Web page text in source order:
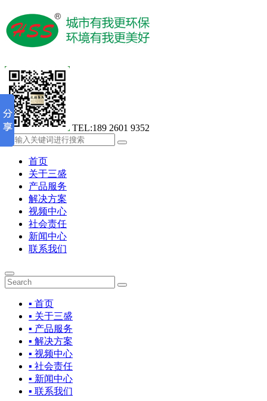
TEL:189 2601 9352
首页
关于三盛
产品服务
解决方案
视频中心
社会责任
新闻中心
联系我们
▪ 首页
▪ 关于三盛
▪ 产品服务
▪ 解决方案
▪ 视频中心
▪ 社会责任
▪ 新闻中心
▪ 联系我们